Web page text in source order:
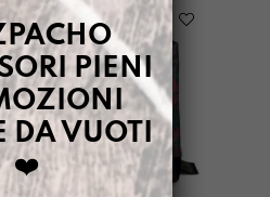
PIENI
DA VUOTI
❤️